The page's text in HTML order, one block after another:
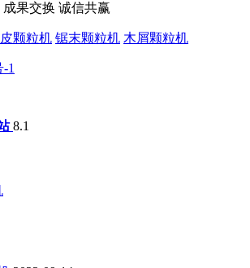
果交换 诚信共赢
颗粒机 锯末颗粒机 木屑颗粒机
1
8.1